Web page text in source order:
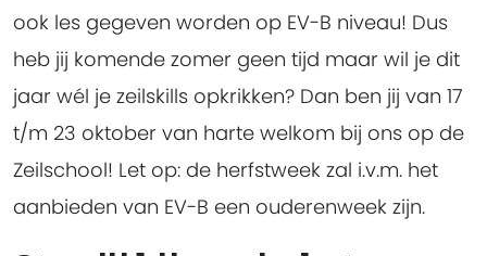
ook les gegeven worden op EV-B niveau! Dus
heb jij komende zomer geen tijd maar wil je dit
jaar wél je zeilskills opkrikken? Dan ben jij van 17
t/m 23 oktober van harte welkom bij ons op de
Zeilschool! Let op: de herfstweek zal i.v.m. het
aanbieden van EV-B een ouderenweek zijn.